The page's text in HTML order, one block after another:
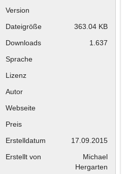
Version
Dateigröße
363.04 KB
Downloads
1.637
Sprache
Lizenz
Autor
Webseite
Preis
Erstelldatum
17.09.2015
Erstellt von
Michael
Hergarten